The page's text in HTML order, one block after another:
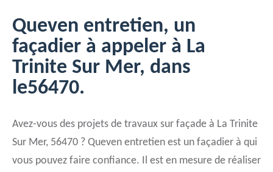
Queven entretien, un
façadier à appeler à La
Trinite Sur Mer, dans
le56470.
Avez-vous des projets de travaux sur façade à La Trinite
Sur Mer, 56470 ? Queven entretien est un façadier à qui
vous pouvez faire confiance. Il est en mesure de réaliser